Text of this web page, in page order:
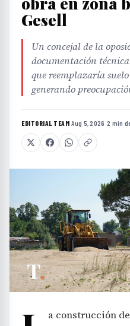
Un concejal de la
documentación técnica
que reemplazaría
generando
EDITORIAL TEAM·Aug 5, 2026·2 min
L a construcción
y la impermeabilización